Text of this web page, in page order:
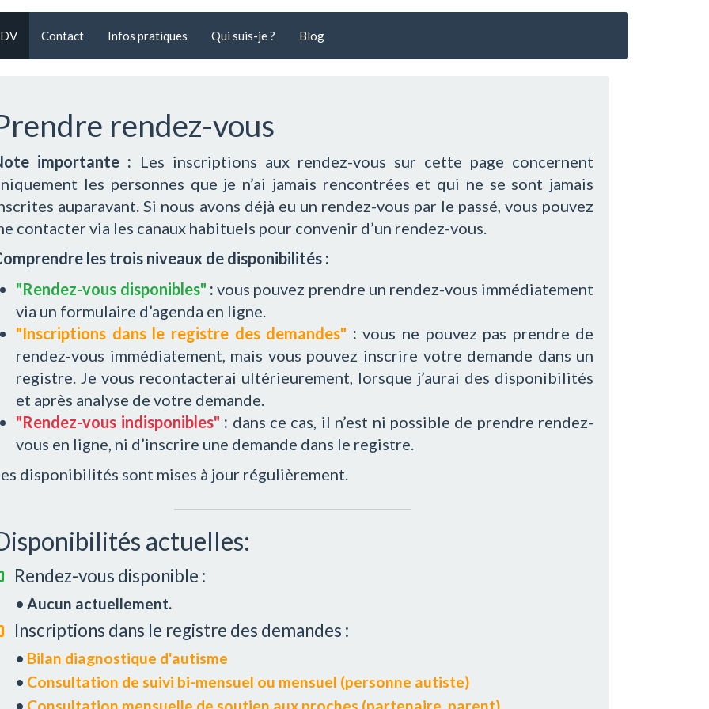
Contact Infos pratiques Qui suis-je ? Blog
rendez-vous
importante : Les inscriptions aux rendez-vous sur cette page concernent
les personnes que je n’ai jamais rencontrées et qui ne se sont jamais
auparavant. Si nous avons déjà eu un rendez-vous par le passé, vous pouvez
contacter via les canaux habituels pour convenir d’un rendez-vous.
les trois niveaux de disponibilités :
"Rendez-vous disponibles" : vous pouvez prendre un rendez-vous immédiatement
via un formulaire d’agenda en ligne.
"Inscriptions dans le registre des demandes" : vous ne pouvez pas prendre de
rendez-vous immédiatement, mais vous pouvez inscrire votre demande dans un
registre. Je vous recontacterai ultérieurement, lorsque j’aurai des disponibilités
et après analyse de votre demande.
"Rendez-vous indisponibles" : dans ce cas, il n’est ni possible de prendre rendez-
vous en ligne, ni d’inscrire une demande dans le registre.
disponibilités sont mises à jour régulièrement.
actuelles:
Rendez-vous disponible :
• Aucun actuellement.
Inscriptions dans le registre des demandes :
• Bilan diagnostique d'autisme
• Consultation de suivi bi-mensuel ou mensuel (personne autiste)
• Consultation mensuelle de soutien aux proches (partenaire, parent)